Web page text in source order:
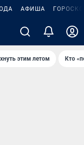
АФИША
этим летом Кто